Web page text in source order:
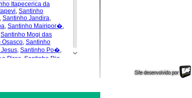
Itapecerica da
, Santinho
, Santinho Jandira,
, Santinho Mairipor�,
Santinho Mogi das
Osasco, Santinho
, Santinho Po�,
Pires Santinho Rio
,Santinho S�o